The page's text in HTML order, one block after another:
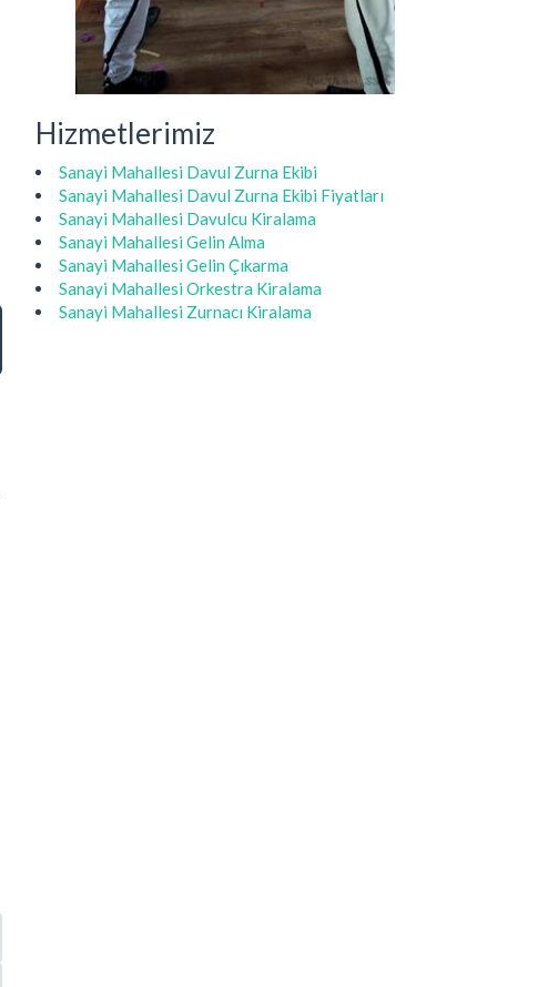
Hizmetlerimiz
Sanayi Mahallesi Davul Zurna Ekibi
Sanayi Mahallesi Davul Zurna Ekibi Fiyatları
Sanayi Mahallesi Davulcu Kiralama
Sanayi Mahallesi Gelin Alma
Sanayi Mahallesi Gelin Çıkarma
Sanayi Mahallesi Orkestra Kiralama
Sanayi Mahallesi Zurnacı Kiralama